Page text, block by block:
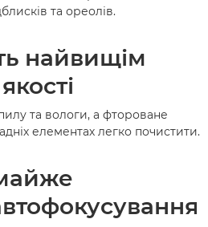
та ореолів.
найвищім
та вологи, а фтороване
елементах легко почистити.